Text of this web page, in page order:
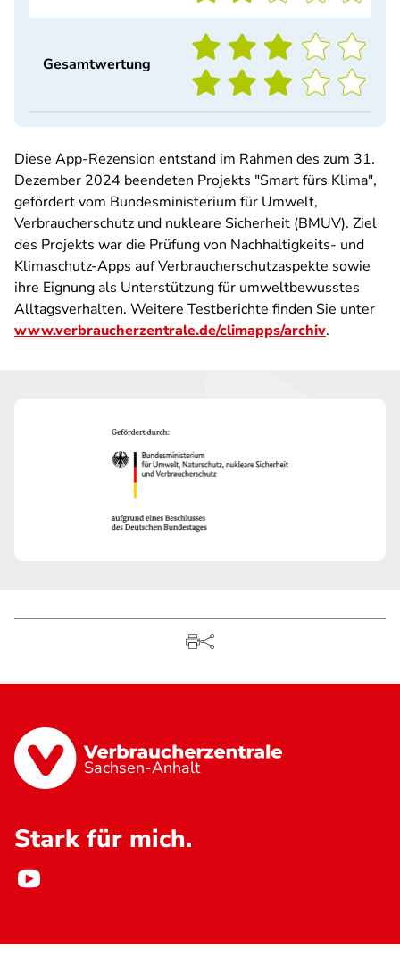
Gesamtwertung
Diese App-Rezension entstand im Rahmen des zum 31.
Dezember 2024 beendeten Projekts "Smart fürs Klima",
gefördert vom Bundesministerium für Umwelt,
Verbraucherschutz und nukleare Sicherheit (BMUV). Ziel
des Projekts war die Prüfung von Nachhaltigkeits- und
Klimaschutz-Apps auf Verbraucherschutzaspekte sowie
ihre Eignung als Unterstützung für umweltbewusstes
Alltagsverhalten. Weitere Testberichte finden Sie unter
www.verbraucherzentrale.de/climapps/archiv.
Sachsen-Anhalt
Stark für mich.